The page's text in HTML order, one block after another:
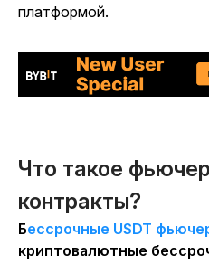
платформой.
Что такое
контракты?
Бессрочные USDT
криптовалютные